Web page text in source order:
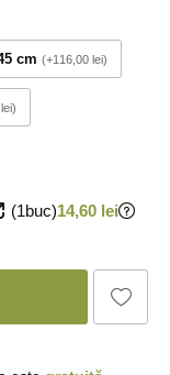
cm +116,00 lei
+360,70 lei
(1buc)14,60 lei